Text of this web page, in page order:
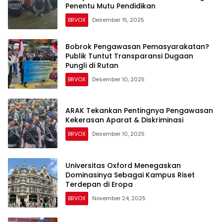
Penentu Mutu Pendidikan
BRVOX Desember 15, 2025
Bobrok Pengawasan Pemasyarakatan?
Publik Tuntut Transparansi Dugaan
Pungli di Rutan
BRVOX Desember 10, 2025
ARAK Tekankan Pentingnya Pengawasan
Kekerasan Aparat & Diskriminasi
BRVOX Desember 10, 2025
Universitas Oxford Menegaskan
Dominasinya Sebagai Kampus Riset
Terdepan di Eropa
BRVOX November 24, 2025